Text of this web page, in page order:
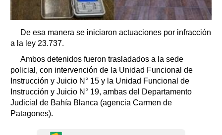
De esa manera se iniciaron actuaciones por infracción
a la ley 23.737.
Ambos detenidos fueron trasladados a la sede
policial, con intervención de la Unidad Funcional de
Instrucción y Juicio N° 15 y la Unidad Funcional de
Instrucción y Juicio N° 19, ambas del Departamento
Judicial de Bahía Blanca (agencia Carmen de
Patagones).